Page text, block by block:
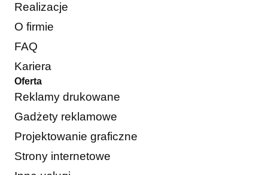
Realizacje
O firmie
FAQ
Kariera
Oferta
Reklamy drukowane
Gadżety reklamowe
Projektowanie graficzne
Strony internetowe